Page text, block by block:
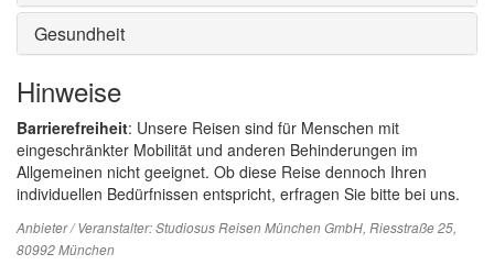
Gesundheit
Hinweise
Barrierefreiheit: Unsere Reisen sind für Menschen mit
eingeschränkter Mobilität und anderen Behinderungen im
Allgemeinen nicht geeignet. Ob diese Reise dennoch Ihren
individuellen Bedürfnissen entspricht, erfragen Sie bitte bei uns.
Anbieter / Veranstalter:Studiosus Reisen München GmbH, Riesstraße 25,
80992 München